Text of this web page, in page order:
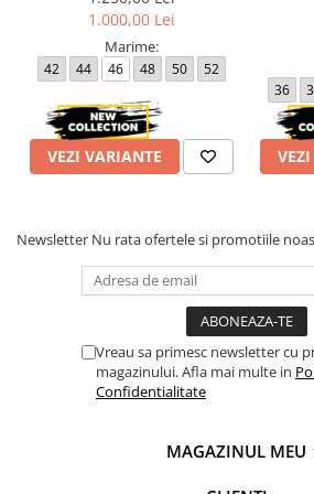
1.000,00 Lei
Marime:
42 44 46 48 50 52
VEZI VARIANTE
36
Newsletter Nu rata ofertele si promotiile
Vreau sa primesc newsletter cu
magazinului. Afla mai multe in
Confidentialitate
MAGAZINUL MEU